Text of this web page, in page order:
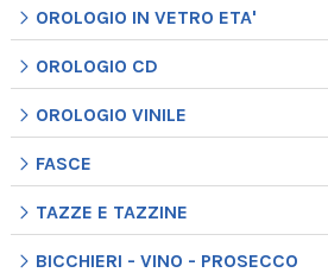
OROLOGIO IN VETRO ETA'
OROLOGIO CD
OROLOGIO VINILE
FASCE
TAZZE E TAZZINE
BICCHIERI - VINO - PROSECCO